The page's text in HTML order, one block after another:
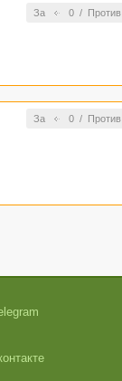
За 0/ Против
За 0/ Против